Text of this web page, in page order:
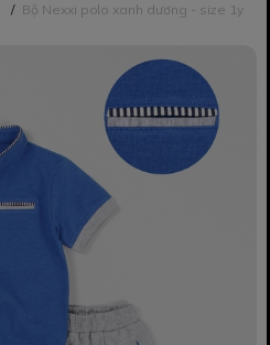
/ Bộ Nexxi polo xanh dương - size 1y